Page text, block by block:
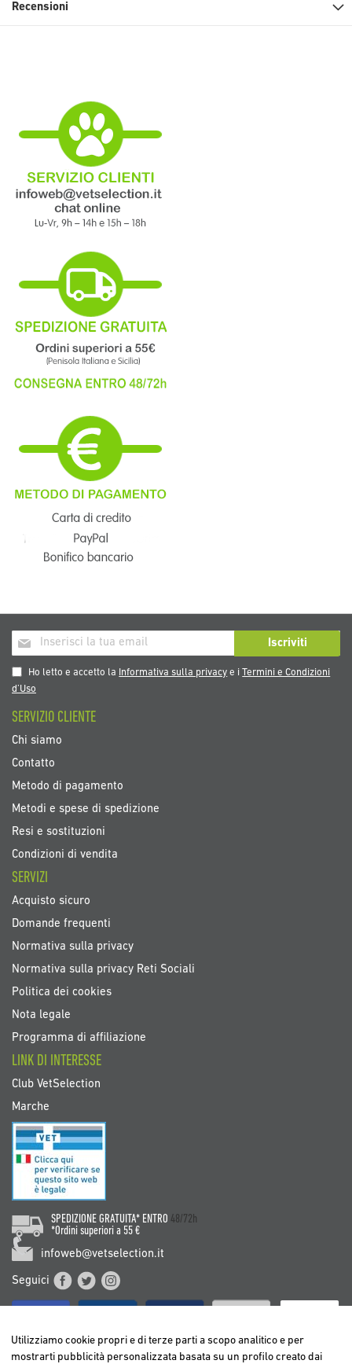
Recensioni
Iscriviti
alla
nostra
Newsletter:
Iscriviti
Ho letto e accetto la Informativa sulla privacy e iTermini e Condizioni
d’Uso
SERVIZIO CLIENTE
Chi siamo
Contatto
Metodo di pagamento
Metodi e spese di spedizione
Resi e sostituzioni
Condizioni di vendita
SERVIZI
Acquisto sicuro
Domande frequenti
Normativa sulla privacy
Normativa sulla privacy Reti Sociali
Politica dei cookies
Nota legale
Programma di affiliazione
LINK DI INTERESSE
Club VetSelection
Marche
SPEDIZIONE GRATUITA* ENTRO 48/72h
*Ordini superiori a 55 €
infoweb@vetselection.it
Seguici
Utilizziamo cookie propri e di terze parti a scopo analitico e per
mostrarti pubblicità personalizzata basata su un profilo creato dai